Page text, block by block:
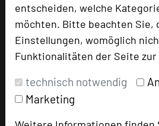
entscheiden, welche
möchten. Bitte beachten Sie,
Einstellungen, womöglich
Funktionalitäten der Seite
technisch notwendig
Marketing
Einzelzimmer
Seminar, Konferenz, Klausur,